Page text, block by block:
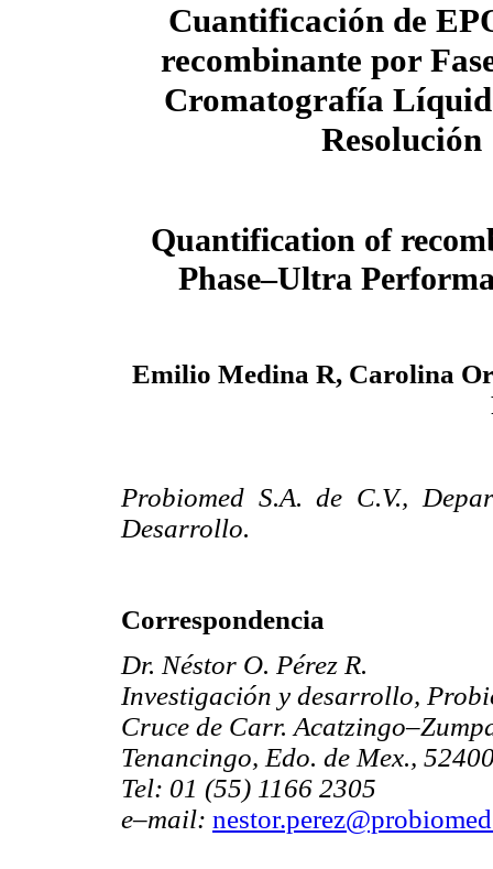
Cuantificación de
recombinante por
Cromatografía
Resolución
Quantification of
Phase–Ultra
Emilio Medina R, Carolina
Probiomed S.A. de C.V.,
Desarrollo.
Correspondencia
Dr. Néstor O. Pérez R.
Investigación y desarrollo,
Cruce de Carr.
Tenancingo, Edo. de Mex.,
Tel: 01 (55) 1166 2305
e–mail: